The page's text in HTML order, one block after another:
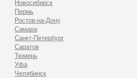
Новосибирск
Пермь
Ростов-на-Дону
Самара
Санкт-Петербург
Саратов
Тюмень
Уфа
Челябинск